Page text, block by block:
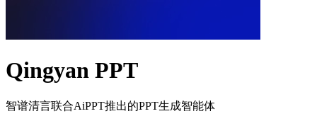
Qingyan PPT
智谱清言联合AiPPT推出的PPT生成智能体